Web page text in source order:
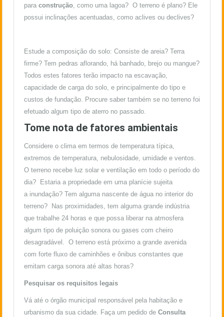
para construção , como uma lagoa? O terreno é plano? Ele
possui inclinações acentuadas, como aclives ou declives?
Estude a composição do solo: Consiste de areia? Terra
firme? Tem pedras aflorando, há banhado, brejo ou mangue?
Todos estes fatores terão impacto na escavação,
capacidade de carga do solo, e principalmente do tipo e
custos de fundação. Procure saber também se no terreno foi
efetuado algum tipo de aterro no passado.
Tome nota de fatores ambientais
Considere o clima em termos de temperatura típica,
extremos de temperatura, nebulosidade, umidade e ventos.
O terreno recebe luz solar e ventilação em todo o período do
dia? Estaria a propriedade em uma planície sujeita
a inundação? Tem alguma nascente de água no interior do
terreno? Nas proximidades, tem alguma grande indústria
que trabalhe 24 horas e que possa liberar na atmosfera
algum tipo de poluição sonora ou gases com cheiro
desagradável. O terreno está próximo a grande avenida
com forte fluxo de caminhões e ônibus constantes que
emitam carga sonora até altas horas?
Pesquisar os requisitos legais
Vá até o órgão municipal responsável pela habitação e
urbanismo da sua cidade. Faça um pedido de Consulta